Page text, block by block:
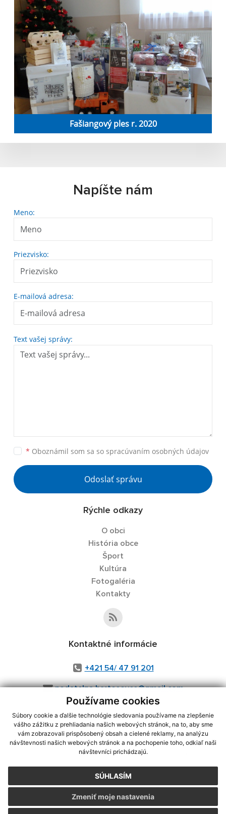
Používame cookies
Súbory cookie a ďalšie technológie sledovania používame na zlepšenie
vášho zážitku z prehliadania našich webových stránok, na to, aby sme
vám zobrazovali prispôsobený obsah a cielené reklamy, na analýzu
návštevnosti našich webových stránok a na pochopenie toho, odkiaľ naši
návštevníci prichádzajú.
SÚHLASÍM
Zmeniť moje nastavenia
Fašiangový ples r. 2020
Napíšte nám
Meno:
Priezvisko:
E-mailová adresa:
Text vašej správy:
* Oboznámil som sa so spracúvaním osobných údajov
Odoslať správu
Rýchle odkazy
O obci
História obce
Šport
Kultúra
Fotogaléria
Kontakty
Kontaktné informácie
+421 54/ 47 91 201
podatelna.bartosovce@gmail.com
využite možnosť získavania aktuálnych informácií s využitím RSS
CMS systém (redakčný) systém ECHELON 2,Mapa stránok,web portál
webex.digital, s.r.o.,domény,registrácia domény
Posledná aktualizácia:03.08.2026
Vytlačiť stránku|Vyhlásenie o prístupnosti